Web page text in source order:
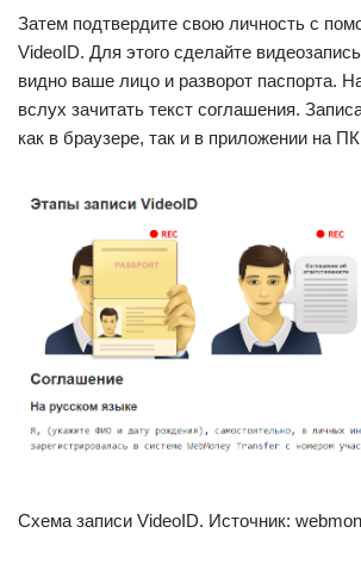
Затем подтвердите свою личность с
VideoID. Для этого сделайте
видно ваше лицо и разворот паспорта.
вслух зачитать текст соглашения.
как в браузере, так и в приложении на
Схема записи VideoID. Источник: